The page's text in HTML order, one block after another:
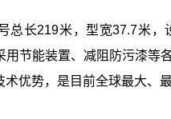
总长219米，型宽37.7米
用节能装置、减阻防污漆
优势，是目前全球最大、